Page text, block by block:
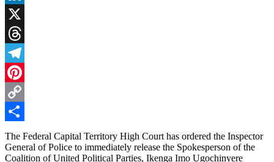
LinkedIn
X
Threads
Telegram
Pinterest
Copy
Link
Share
The Federal Capital Territory High Court has ordered the Inspector
General of Police to immediately release the Spokesperson of the
Coalition of United Political Parties, Ikenga Imo Ugochinyere